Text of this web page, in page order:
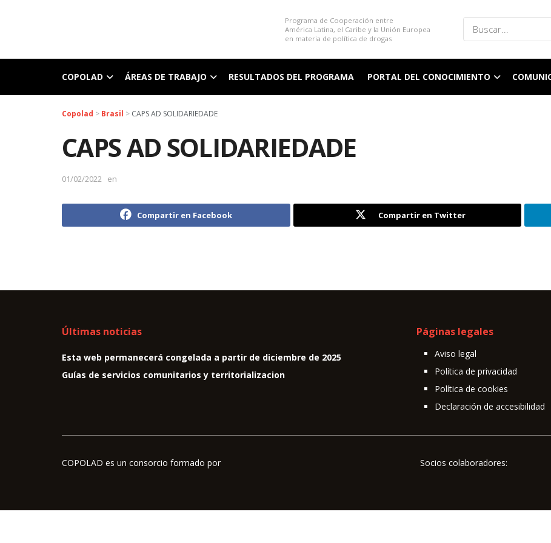
Programa de Cooperación entre
América Latina, el Caribe y la Unión Europea
en materia de política de drogas
COPOLAD ÁREAS DE TRABAJO RESULTADOS DEL PROGRAMA PORTAL DEL CONOCIMIENTO
Copolad > Brasil > CAPS AD SOLIDARIEDADE
CAPS AD SOLIDARIEDADE
01/02/2022 en
Compartir en Facebook Compartir en Twitter
Últimas noticias
Esta web permanecerá congelada a partir de diciembre de 2025
Guías de servicios comunitarios y territorializacion
Páginas legales
Aviso legal
Política de privacidad
Política de cookies
Declaración de accesibilidad
COPOLAD es un consorcio formado por Socios colaboradores: